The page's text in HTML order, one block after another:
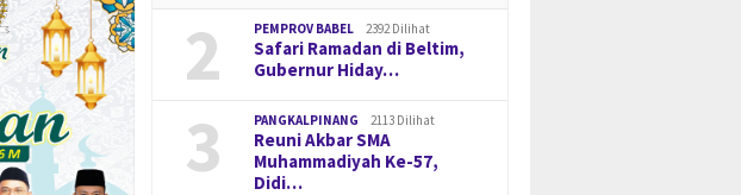
2 PEMPROV BABEL 2392 Dilihat
Safari Ramadan di Beltim,
Gubernur Hiday…
3 PANGKALPINANG 2113 Dilihat
Reuni Akbar SMA
Muhammadiyah Ke-57,
Didi…